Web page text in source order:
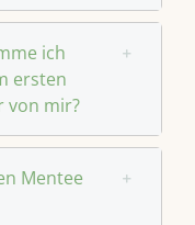
ich
ersten
von mir?
Mentee